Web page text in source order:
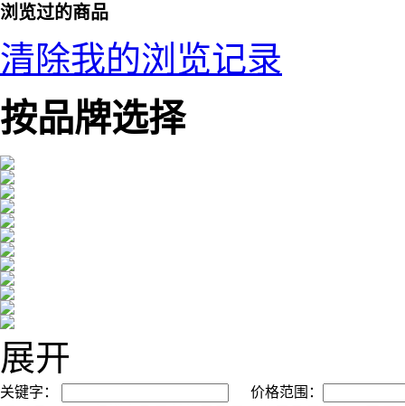
浏览过的商品
清除我的浏览记录
按品牌选择
展开
关键字：
价格范围：